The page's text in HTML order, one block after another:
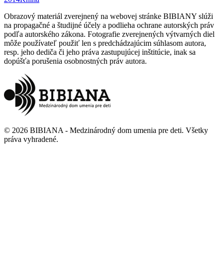
Obrazový materiál zverejnený na webovej stránke BIBIANY slúži
na propagačné a študijné účely a podlieha ochrane autorských práv
podľa autorského zákona. Fotografie zverejnených výtvarných diel
môže používateľ použiť len s predchádzajúcim súhlasom autora,
resp. jeho dediča či jeho práva zastupujúcej inštitúcie, inak sa
dopúšťa porušenia osobnostných práv autora.
© 2026 BIBIANA - Medzinárodný dom umenia pre deti. Všetky
práva vyhradené.